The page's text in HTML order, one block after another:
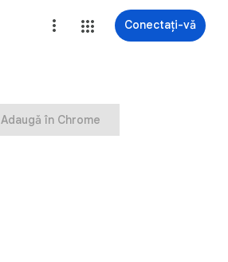
Conectați-vă
Adaugă în Chrome